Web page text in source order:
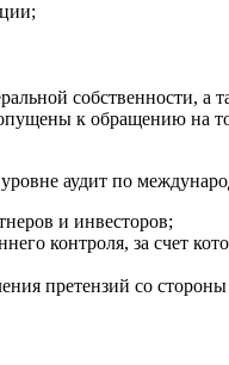
собственности,
к обращению на
аудит по
и инвесторов;
контроля, за счет
претензий со